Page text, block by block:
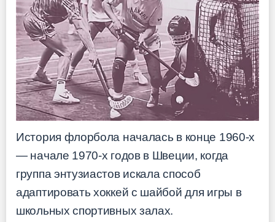
История флорбола началась в конце 1960-х
— начале 1970-х годов в Швеции, когда
группа энтузиастов искала способ
адаптировать хоккей с шайбой для игры в
школьных спортивных залах.